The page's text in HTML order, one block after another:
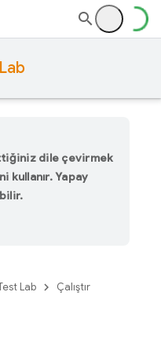
dile çevirmek
kullanır. Yapay
Lab Çalıştır